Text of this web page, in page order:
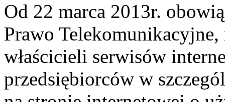
Od 22 marca 2013r.
Prawo Telekomunikacyjne,
właścicieli serwisów
przedsiębiorców w